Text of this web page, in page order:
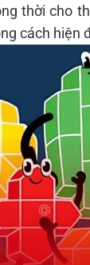
thời cho
cách hiện